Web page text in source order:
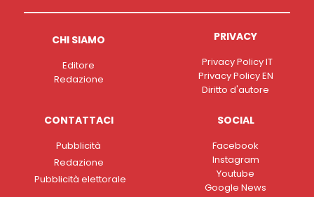
CHI SIAMO
Editore
Redazione
PRIVACY
Privacy Policy IT
Privacy Policy EN
Diritto d'autore
CONTATTACI
Pubblicità
Redazione
Pubblicità elettorale
SOCIAL
Facebook
Instagram
Youtube
Google News